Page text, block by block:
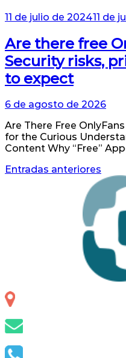
11 de julio de 202411 de
Are there free
Security risks,
to expect
6 de agosto de 2026
Are There Free
for the Curious
Content Why “Free”
Navegación
Entradas anteriores